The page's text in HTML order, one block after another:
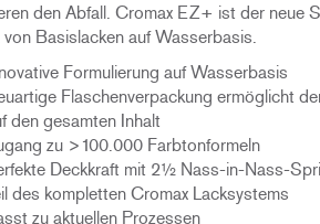
den Abfall. Cromax EZ+ ist der neue
Basislacken auf Wasserbasis.
Formulierung auf Wasserbasis
Flaschenverpackung ermöglicht
den gesamten Inhalt
zu >100.000 Farbtonformeln
Deckkraft mit 2½ Nass-in-Nass-
des kompletten Cromax Lacksystems
zu aktuellen Prozessen